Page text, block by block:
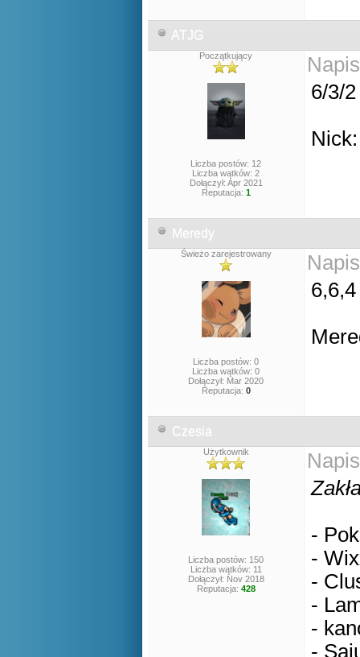
ATJG
Początkujący
Liczba postów: 12
Liczba wątków: 2
Dołączył: Apr 2021
Reputacja: 1
6/3/2
Meredy
Świeżo zarejestrowany
Liczba postów: 0
Liczba wątków: 0
Dołączył: Mar 2020
Reputacja: 0
6,6,4
Czesia
Użytkownik
Liczba postów: 150
Liczba wątków: 11
Dołączył: Nov 2018
Reputacja: 428
-
-
-
-
-
-